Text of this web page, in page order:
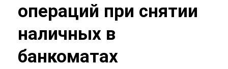
операций при снятии
наличных в
банкоматах